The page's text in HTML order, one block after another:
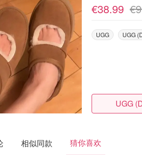
€38.99
UGG UGG
UGG
相似同款 猜你喜欢